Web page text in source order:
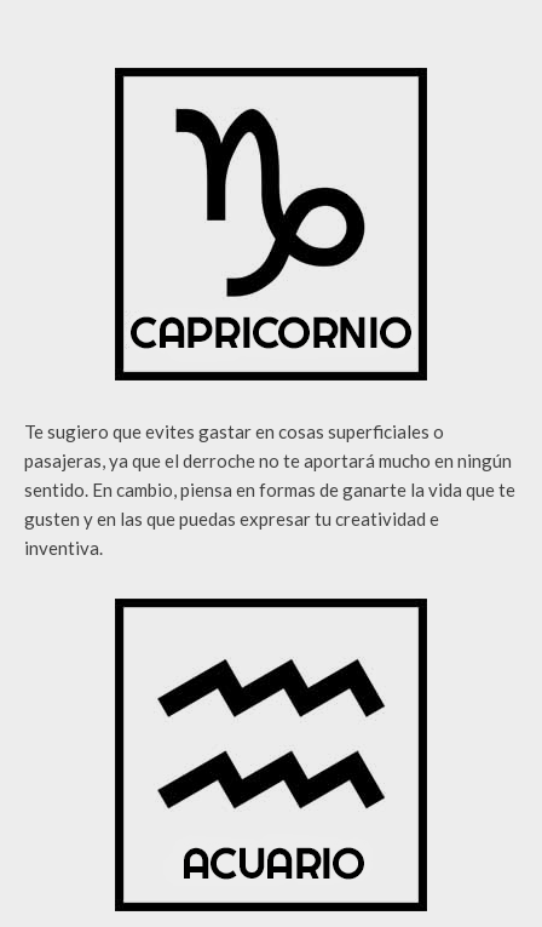
Te sugiero que evites gastar en cosas superficiales o
pasajeras, ya que el derroche no te aportará mucho en ningún
sentido. En cambio, piensa en formas de ganarte la vida que te
gusten y en las que puedas expresar tu creatividad e
inventiva.